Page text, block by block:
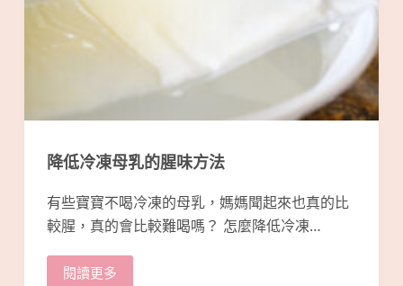
降低冷凍母乳的腥味方法
有些寶寶不喝冷凍的母乳，媽媽聞起來也真的比
較腥，真的會比較難喝嗎？ 怎麼降低冷凍…
閱讀更多